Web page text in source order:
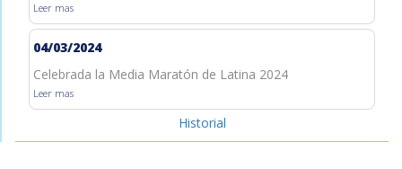
Leer mas
04/03/2024
Celebrada la Media Maratón de Latina 2024
Leer mas
Historial